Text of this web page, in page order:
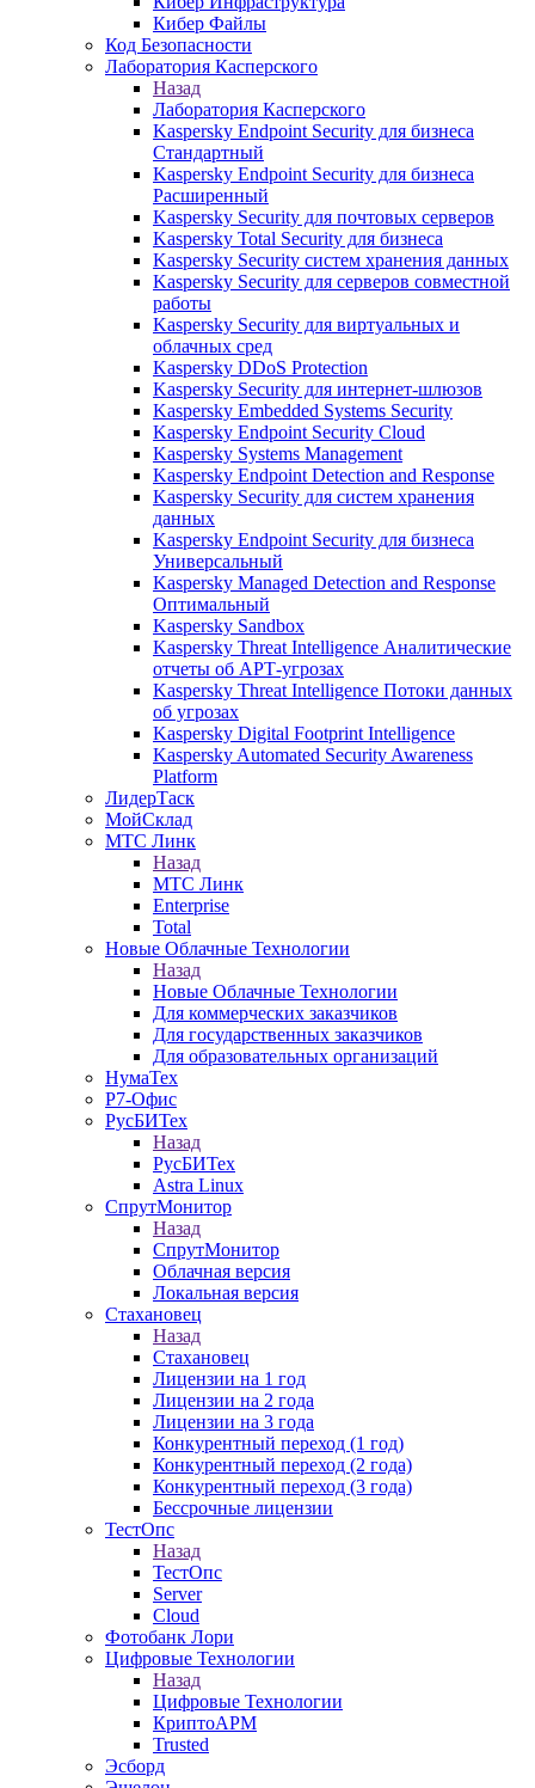
Кибер Файлы
Код Безопасности
Лаборатория Касперского
Назад
Лаборатория Касперского
Kaspersky Endpoint Security для бизнеса
Стандартный
Kaspersky Endpoint Security для бизнеса
Расширенный
Kaspersky Security для почтовых серверов
Kaspersky Total Security для бизнеса
Kaspersky Security систем хранения данных
Kaspersky Security для серверов совместной
работы
Kaspersky Security для виртуальных и
облачных сред
Kaspersky DDoS Protection
Kaspersky Security для интернет-шлюзов
Kaspersky Embedded Systems Security
Kaspersky Endpoint Security Cloud
Kaspersky Systems Management
Kaspersky Endpoint Detection and Response
Kaspersky Security для систем хранения
данных
Kaspersky Endpoint Security для бизнеса
Универсальный
Kaspersky Managed Detection and Response
Оптимальный
Kaspersky Sandbox
Kaspersky Threat Intelligence Аналитические
отчеты об АРТ-угрозах
Kaspersky Threat Intelligence Потоки данных
об угрозах
Kaspersky Digital Footprint Intelligence
Kaspersky Automated Security Awareness
Platform
ЛидерТаск
МойСклад
МТС Линк
Назад
МТС Линк
Enterprise
Total
Новые Облачные Технологии
Назад
Новые Облачные Технологии
Для коммерческих заказчиков
Для государственных заказчиков
Для образовательных организаций
НумаТех
Р7-Офис
РусБИТех
Назад
РусБИТех
Astra Linux
СпрутМонитор
Назад
СпрутМонитор
Облачная версия
Локальная версия
Стахановец
Назад
Стахановец
Лицензии на 1 год
Лицензии на 2 года
Лицензии на 3 года
Конкурентный переход (1 год)
Конкурентный переход (2 года)
Конкурентный переход (3 года)
Бессрочные лицензии
ТестОпс
Назад
ТестОпс
Server
Cloud
Фотобанк Лори
Цифровые Технологии
Назад
Цифровые Технологии
КриптоАРМ
Trusted
Эсборд